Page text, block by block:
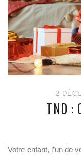
2
TND :
Votre enfant, l’un de